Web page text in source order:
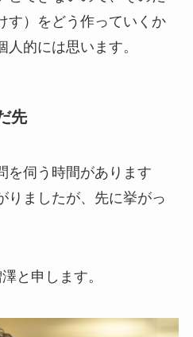
す）をどう作っていくか
的には思います。
先
伺う時間があります
ましたが、先に挙がっ
と申します。